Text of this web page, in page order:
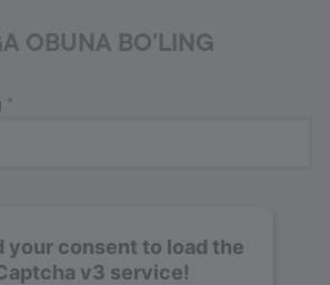
OBUNA BO'LING
*
your consent to load the
v3 service!